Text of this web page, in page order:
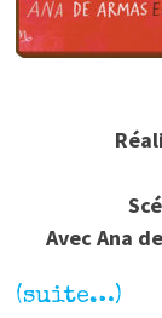
Avec Ana
(suite…)